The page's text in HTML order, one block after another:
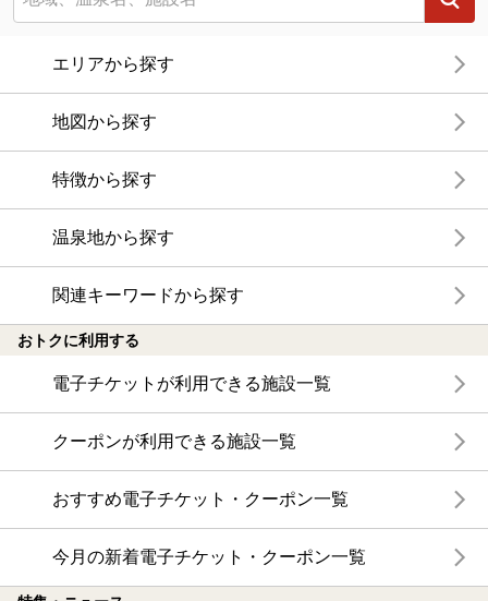
エリアから探す
地図から探す
特徴から探す
温泉地から探す
関連キーワードから探す
おトクに利用する
電子チケットが利用できる施設一覧
クーポンが利用できる施設一覧
おすすめ電子チケット・クーポン一覧
今月の新着電子チケット・クーポン一覧